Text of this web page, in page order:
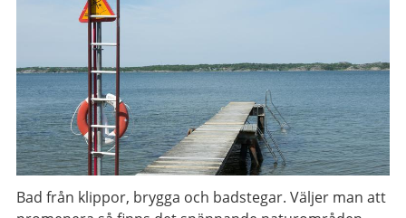
Bad från klippor, brygga och badstegar. Väljer man att